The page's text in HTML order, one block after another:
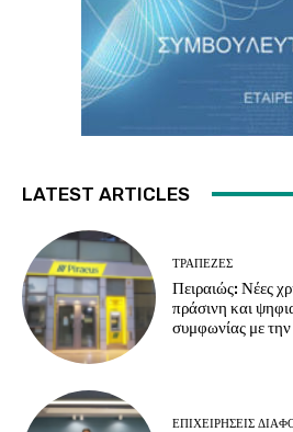
LATEST ARTICLES
ΤΡΆΠΕΖΕΣ
Πειραιώς: Νέες
πράσινη και
συμφωνίας με
ΕΠΙΧΕΙΡΉΣΕΙΣ